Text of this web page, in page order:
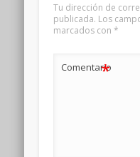
Tu dirección de
publicada. Los
marcados con *
Comentario
*